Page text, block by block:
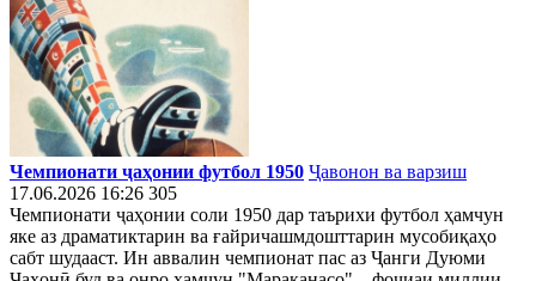
Чемпионати ҷаҳонии футбол 1950 Ҷавонон ва варзиш
17.06.2026 16:26 305
Чемпионати ҷаҳонии соли 1950 дар таърихи футбол ҳамчун
яке аз драматиктарин ва ғайричашмдошттарин мусобиқаҳо
сабт шудааст. Ин аввалин чемпионат пас аз Ҷанги Дуюми